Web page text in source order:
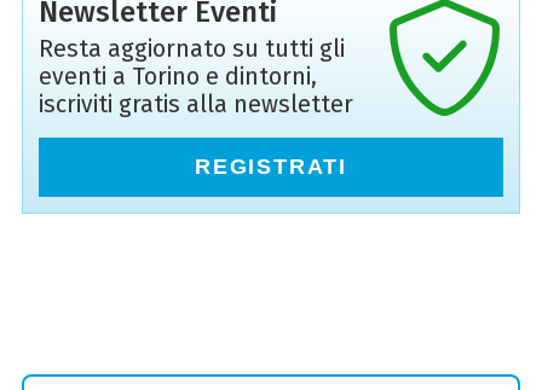
Newsletter Eventi
Resta aggiornato su tutti gli
eventi a Torino e dintorni,
iscriviti gratis alla newsletter
REGISTRATI